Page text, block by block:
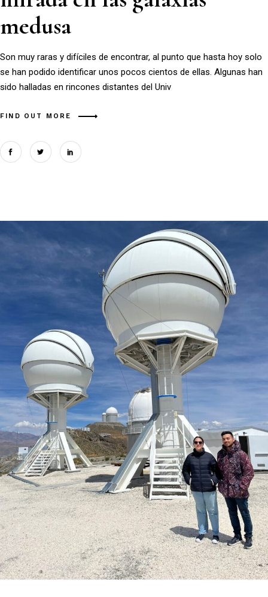
medusa
Son muy raras y difíciles de encontrar, al punto que hasta hoy solo
se han podido identificar unos pocos cientos de ellas. Algunas han
sido halladas en rincones distantes del Univ
FIND OUT MORE